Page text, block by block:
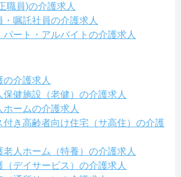
職員)の介護求人
嘱託社員の介護求人
ート・アルバイトの介護求人
介護求人
健施設（老健）の介護求人
ームの介護求人
付き高齢者向け住宅（サ高住）の介護
人ホーム（特養）の介護求人
デイサービス）の介護求人